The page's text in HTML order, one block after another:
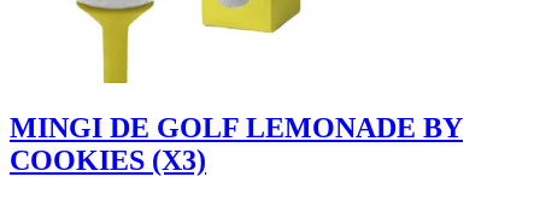
MINGI DE GOLF LEMONADE BY
COOKIES (X3)